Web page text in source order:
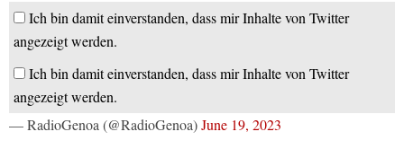
Ich bin damit einverstanden, dass mir Inhalte von Twitter
angezeigt werden.
Ich bin damit einverstanden, dass mir Inhalte von Twitter
angezeigt werden.
— RadioGenoa (@RadioGenoa)June 19, 2023